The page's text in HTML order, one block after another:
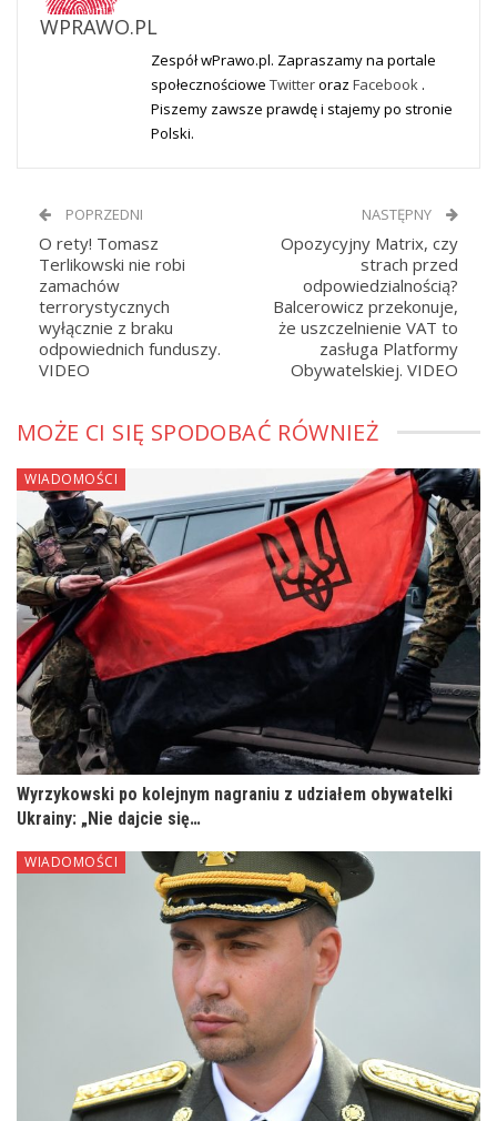
WPRAWO.PL
Zespół wPrawo.pl. Zapraszamy na portale
społecznościowe Twitteroraz Facebook .
Piszemy zawsze prawdę i stajemy po stronie
Polski.
POPRZEDNI
O rety! Tomasz
Terlikowski nie robi
zamachów
terrorystycznych
wyłącznie z braku
odpowiednich funduszy.
VIDEO
NASTĘPNY
Opozycyjny Matrix, czy
strach przed
odpowiedzialnością?
Balcerowicz przekonuje,
że uszczelnienie VAT to
zasługa Platformy
Obywatelskiej. VIDEO
MOŻE CI SIĘ SPODOBAĆ RÓWNIEŻ
WIADOMOŚCI
Wyrzykowski po kolejnym nagraniu z udziałem obywatelki
Ukrainy: „Nie dajcie się…
WIADOMOŚCI